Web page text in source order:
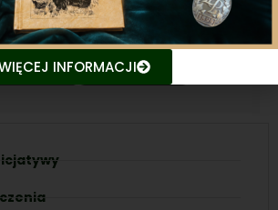
treści znajomym
INFORMACJI